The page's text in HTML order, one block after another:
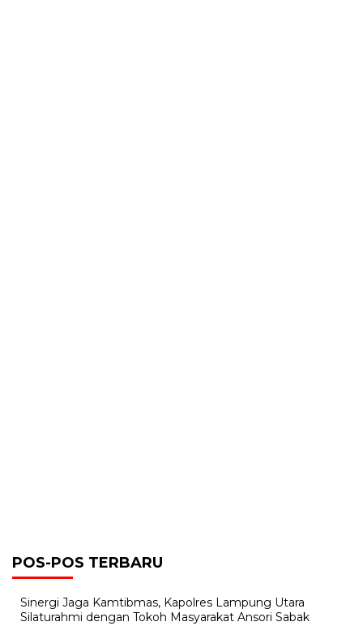
POS-POS TERBARU
Sinergi Jaga Kamtibmas, Kapolres Lampung Utara
Silaturahmi dengan Tokoh Masyarakat Ansori Sabak